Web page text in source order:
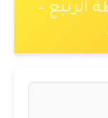
الربيع –